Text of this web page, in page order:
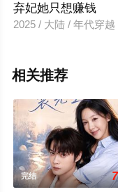
弃妃她只想赚钱
2025 / 大陆 / 年代穿越
相关推荐
完结